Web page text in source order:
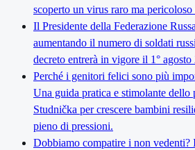
scoperto un virus raro ma pericoloso
Il Presidente della Federazione
aumentando il numero di soldati
decreto entrerà in vigore il 1° agosto
Perché i genitori felici sono più
Una guida pratica e stimolante
Studnička per crescere bambini
pieno di pressioni.
Dobbiamo compatire i non vedenti?